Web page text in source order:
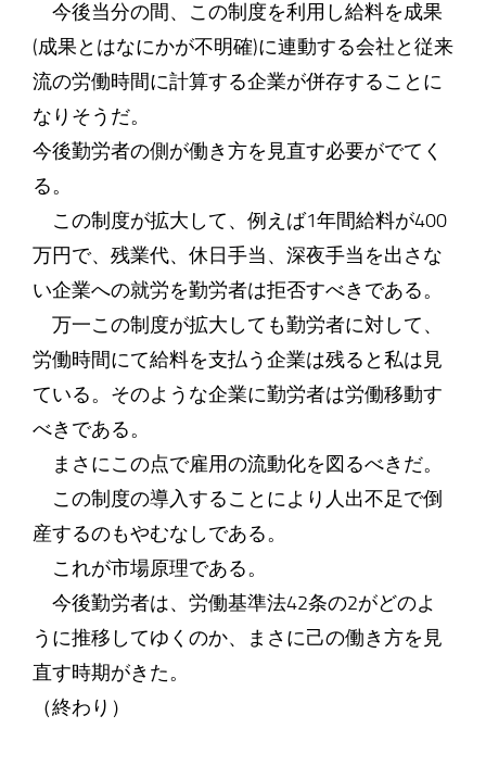
今後当分の間、この制度を利用し給料を成果
(成果とはなにかが不明確)に連動する会社と従来
流の労働時間に計算する企業が併存することに
なりそうだ。
今後勤労者の側が働き方を見直す必要がでてく
る。
この制度が拡大して、例えば1年間給料が400
万円で、残業代、休日手当、深夜手当を出さな
い企業への就労を勤労者は拒否すべきである。
万一この制度が拡大しても勤労者に対して、
労働時間にて給料を支払う企業は残ると私は見
ている。そのような企業に勤労者は労働移動す
べきである。
まさにこの点で雇用の流動化を図るべきだ。
この制度の導入することにより人出不足で倒
産するのもやむなしである。
これが市場原理である。
今後勤労者は、労働基準法42条の2がどのよ
うに推移してゆくのか、まさに己の働き方を見
直す時期がきた。
（終わり）